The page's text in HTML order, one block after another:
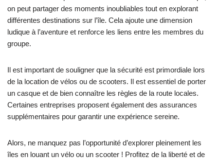
on peut partager des moments inoubliables tout en explorant
différentes destinations sur l’île. Cela ajoute une dimension
ludique à l’aventure et renforce les liens entre les membres du
groupe.
Il est important de souligner que la sécurité est primordiale lors
de la location de vélos ou de scooters. Il est essentiel de porter
un casque et de bien connaître les règles de la route locales.
Certaines entreprises proposent également des assurances
supplémentaires pour garantir une expérience sereine.
Alors, ne manquez pas l’opportunité d’explorer pleinement les
îles en louant un vélo ou un scooter ! Profitez de la liberté et de